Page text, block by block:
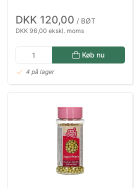
DKK 120,00 / BØT
DKK 96,00 ekskl. moms
Køb nu
4 på lager